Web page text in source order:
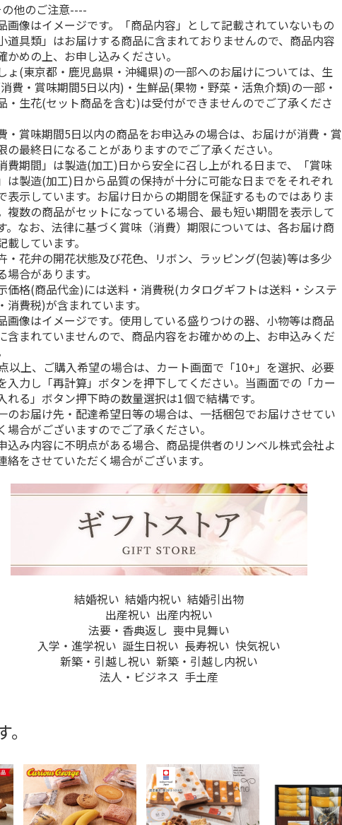
他のご注意----
画像はイメージです。「商品内容」として記載されていないもの
道具類」はお届けする商品に含まれておりませんので、商品内容
かめの上、お申し込みください。
ょ(東京都・鹿児島県・沖縄県)の一部へのお届けについては、生
費・賞味期間5日以内)・生鮮品(果物・野菜・活魚介類)の一部・
・生花(セット商品を含む)は受付ができませんのでご了承くださ
・賞味期間5日以内の商品をお申込みの場合は、お届けが消費・賞
の最終日になることがありますのでご了承ください。
費期間」は製造(加工)日から安全に召し上がれる日まで、「賞味
は製造(加工)日から品質の保持が十分に可能な日までをそれぞれ
表示しています。お届け日からの期間を保証するものではありま
複数の商品がセットになっている場合、最も短い期間を表示して
。なお、法律に基づく賞味（消費）期限については、各お届け商
載しています。
・花弁の開花状態及び花色、リボン、ラッピング(包装)等は多少
場合があります。
価格(商品代金)には送料・消費税(カタログギフトは送料・システ
消費税)が含まれています。
画像はイメージです。使用している盛りつけの器、小物等は商品
含まれていませんので、商品内容をお確かめの上、お申込みくだ
以上、ご購入希望の場合は、カート画面で「10+」を選択、必要
入力し「再計算」ボタンを押下してください。当画面での「カー
れる」ボタン押下時の数量選択は1個で結構です。
のお届け先・配達希望日等の場合は、一括梱包でお届けさせてい
場合がございますのでご了承ください。
込み内容に不明点がある場合、商品提供者のリンベル株式会社よ
絡をさせていただく場合がございます。
結婚祝い 結婚内祝い 結婚引出物
出産祝い 出産内祝い
法要・香典返し 喪中見舞い
入学・進学祝い 誕生日祝い 長寿祝い 快気祝い
新築・引越し祝い 新築・引越し内祝い
法人・ビジネス 手土産